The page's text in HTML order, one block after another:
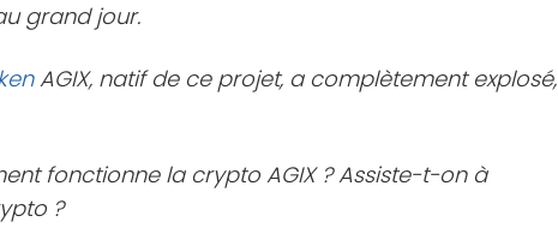
grand jour.
AGIX, natif de ce projet, a complètement explosé,
fonctionne la crypto AGIX ? Assiste-t-on à
?